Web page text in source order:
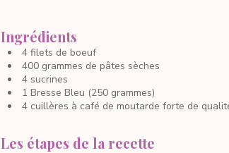
Ingrédients
4 filets de boeuf
400 grammes de pâtes sèches
4 sucrines
1 Bresse Bleu (250 grammes)
4 cuillères à café de moutarde forte de
Les étapes de la recette